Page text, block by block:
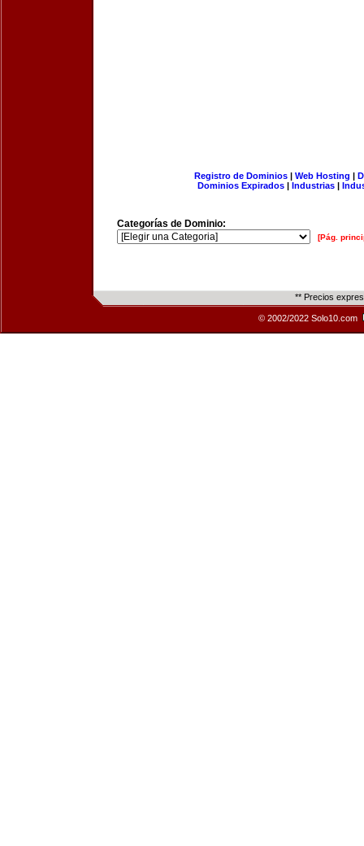
Registro de Dominios| Web Hosting |
Dominios Expirados | Industrias |
Categorías de Dominio:
[Pág.
** Precios
© 2002/2022 Solo10.com